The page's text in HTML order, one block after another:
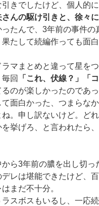
きでしたけど、個人的に
んの駆け引きと、徐々
ったんで、3年前の事件の
たして続編作っても面白
マまとめと違って星を
回
「これ、伏線？」「
るのが楽しかったのであ
面白かった、つまらな
。申し訳ないけど。どれ
挙げろ、と言われたら
ら3年前の膿を出し切っ
レは堪能できたけど、
まだ不十分。
スボスもいるし、一応